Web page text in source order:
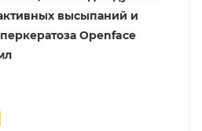
высыпаний и
Openface